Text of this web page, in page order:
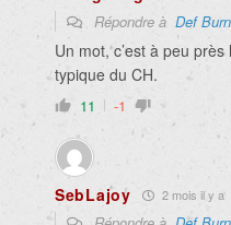
Répondre à Def
Un mot, c’est à peu
typique du CH.
11 -1
SebLajoy 2 mois il y a